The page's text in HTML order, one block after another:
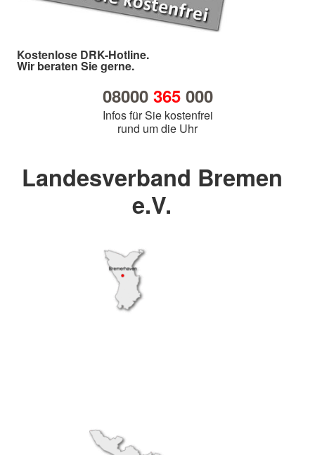
Kostenlose DRK-Hotline.
Wir beraten Sie gerne.
08000 365000
Infos für Sie kostenfrei
rund um die Uhr
Landesverband Bremen
e.V.